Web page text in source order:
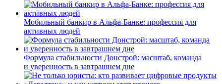
Мобильный банкир в Альфа-Банке: профессия для
активных людей
Формула стабильности Донстрой: масштаб, команда
и уверенность в завтрашнем дне